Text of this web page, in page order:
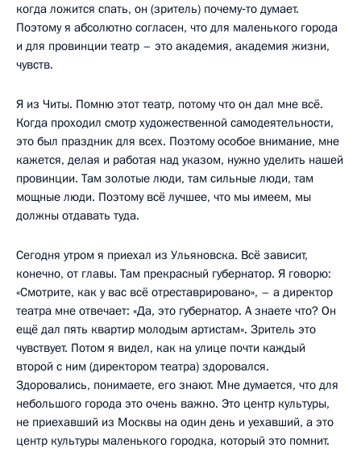
когда ложится спать, он (зритель) почему‑то думает.
Поэтому я абсолютно согласен, что для маленького города
и для провинции театр – это академия, академия жизни,
чувств.
Я из Читы. Помню этот театр, потому что он дал мне всё.
Когда проходил смотр художественной самодеятельности,
это был праздник для всех. Поэтому особое внимание, мне
кажется, делая и работая над указом, нужно уделить нашей
провинции. Там золотые люди, там сильные люди, там
мощные люди. Поэтому всё лучшее, что мы имеем, мы
должны отдавать туда.
Сегодня утром я приехал из Ульяновска. Всё зависит,
конечно, от главы. Там прекрасный губернатор. Я говорю:
«Смотрите, как у вас всё отреставрировано», – а директор
театра мне отвечает: «Да, это губернатор. А знаете что? Он
ещё дал пять квартир молодым артистам». Зритель это
чувствует. Потом я видел, как на улице почти каждый
второй с ним (директором театра) здоровался.
Здоровались, понимаете, его знают. Мне думается, что для
небольшого города это очень важно. Это центр культуры,
не приехавший из Москвы на один день и уехавший, а это
центр культуры маленького городка, который это помнит.